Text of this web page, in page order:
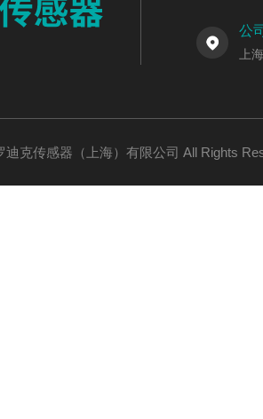
公
上
迪克传感器（上海）有限公司 All Rights